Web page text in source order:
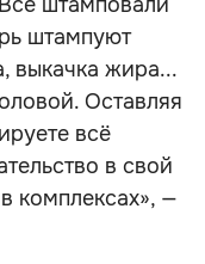
штампуют
выкачка жира...
Оставляя
всё
в свой
комплексах», —